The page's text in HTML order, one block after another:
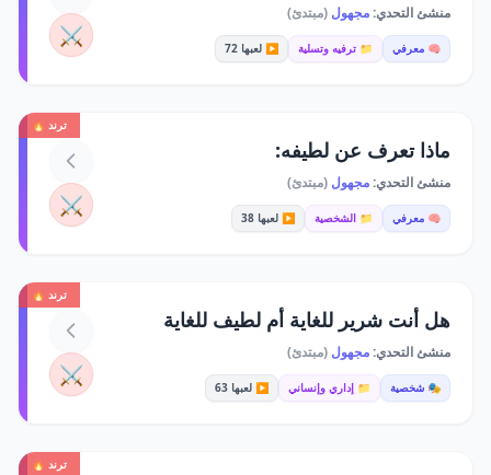
منشئ التحدي:مجهول (مبتدئ)
🧠 معرفي 📁 ترفيه وتسلية ▶️ لعبها 72 ⚔️
ترند 🔥
ماذا تعرف عن لطيفه:
منشئ التحدي:مجهول (مبتدئ)
🧠 معرفي 📁 الشخصية ▶️ لعبها 38 ⚔️
ترند 🔥
هل أنت شرير للغاية أم لطيف للغاية
منشئ التحدي:مجهول (مبتدئ)
🎭 شخصية 📁 إداري وإنساني ▶️ لعبها 63 ⚔️
ترند 🔥